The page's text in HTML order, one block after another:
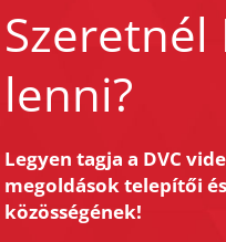
Szeretnél
lenni?
Legyen tagja a DVC
megoldások telepítői
közösségének!